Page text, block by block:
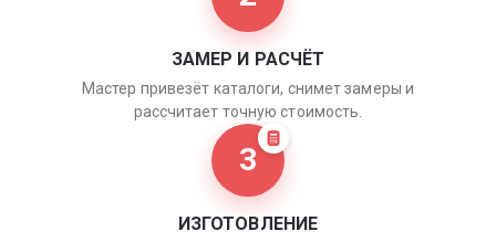
ЗАМЕР И РАСЧЁТ
Мастер привезёт каталоги, снимет замеры и
рассчитает точную стоимость.
3
ИЗГОТОВЛЕНИЕ